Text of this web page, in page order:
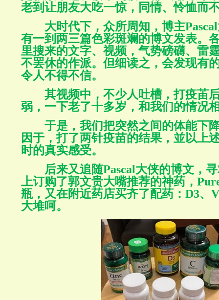
老到让朋友大吃一惊，同情、怜恤而
大时代下，众所周知，博主Pascal
有一到两三篇色彩斑斓的博文发表。
里搜来的文字、视频，气势磅礴、雷
不罢休的作派。但细读之，会发现有
令人不得不信。
其视频中，不少人吐槽，打疫苖
弱，一下老了十多岁，和我们的情况
于是，我们把突然之间的体能下
因于，打了两针疫苗的结果，並以上
时的真实感受。
后来又追随Pascal大侠的博文，
上订购了郭文贵大嘴推荐的神药，
瓶，又在附近药店买齐了配药：D3、
大堆呵。